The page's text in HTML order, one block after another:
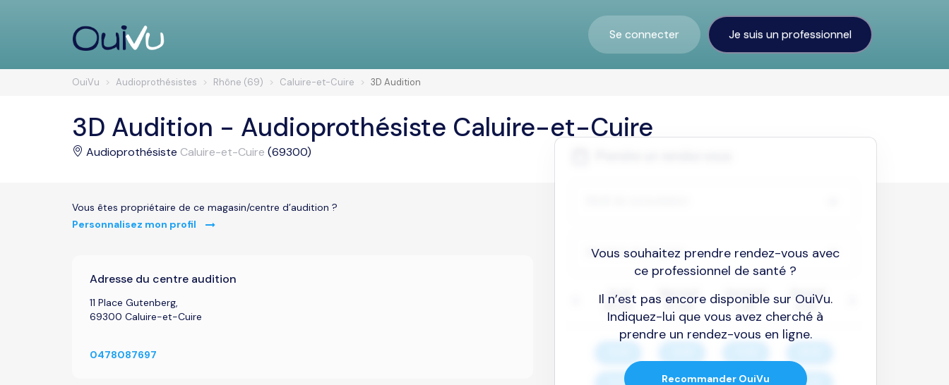
Se connecter Je suis un professionnel
OuiVu Audioprothésistes Rhône (69) Caluire-et-Cuire 3D Audition
3D Audition - Audioprothésiste Caluire-et-Cuire
Audioprothésiste Caluire-et-Cuire (69300)
Vous souhaitez prendre rendez-vous avec
ce professionnel de santé ?
Il n’est pas encore disponible sur OuiVu.
Indiquez-lui que vous avez cherché à
prendre un rendez-vous en ligne.
Recommander OuiVu
Vous êtes propriétaire de ce magasin/centre d’audition ?
Personnalisez mon profil
Adresse du centre audition
11 Place Gutenberg,
69300 Caluire-et-Cuire
0478087697